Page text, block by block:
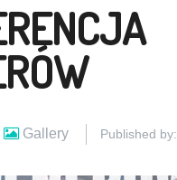
Gallery Published by: